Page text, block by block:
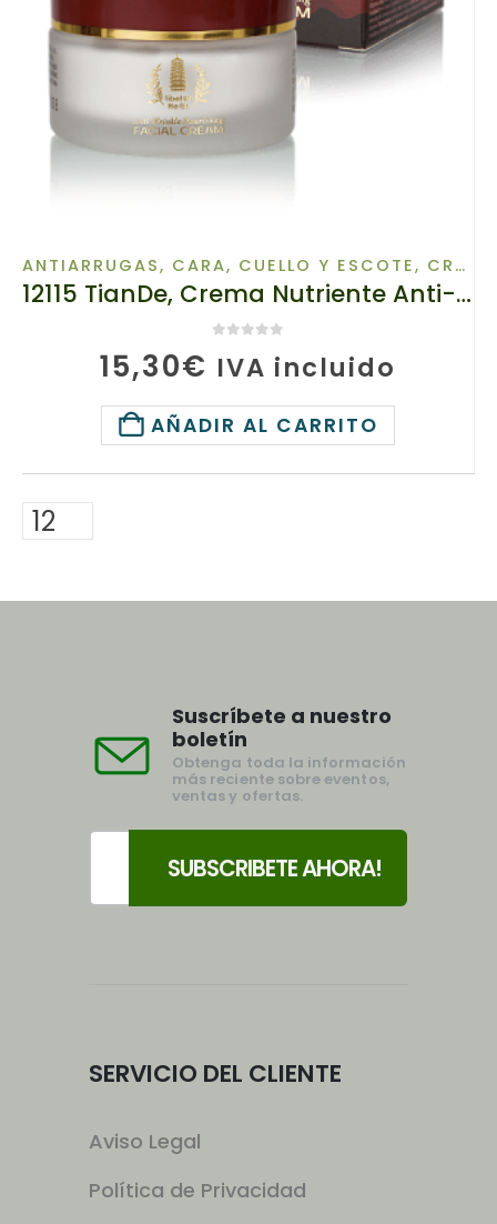
ANTIARRUGAS, CARA, CUELLO Y ESCOTE, CREMA FACIAL
12115 TianDe, Crema Nutriente Anti-Arrugas, 50 g, Fuerza de Plantas, Activa la Respiración Celular
15,30€ IVA incluido
AÑADIR AL CARRITO
Suscríbete a nuestro
boletín
Obtenga toda la información
más reciente sobre eventos,
ventas y ofertas.
SERVICIO DEL CLIENTE
Aviso Legal
Política de Privacidad